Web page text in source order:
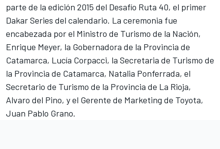
parte de la edición 2015 del Desafío Ruta 40, el primer
Dakar Series del calendario. La ceremonia fue
encabezada por el Ministro de Turismo de la Nación,
Enrique Meyer, la Gobernadora de la Provincia de
Catamarca, Lucía Corpacci, la Secretaria de Turismo de
la Provincia de Catamarca, Natalia Ponferrada, el
Secretario de Turismo de la Provincia de La Rioja,
Alvaro del Pino, y el Gerente de Marketing de Toyota,
Juan Pablo Grano.